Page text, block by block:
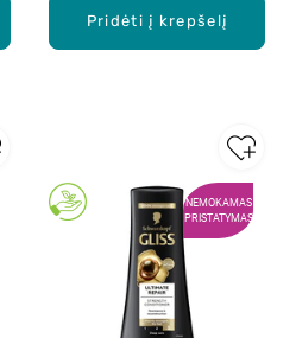
Pridėti į krepšelį
NEMOKAMAS
PRISTATYMAS